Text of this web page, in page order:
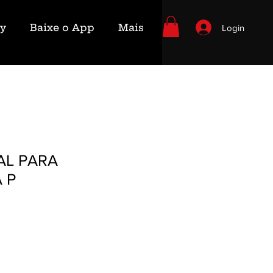
Baixe o App Mais Login
PARA
P